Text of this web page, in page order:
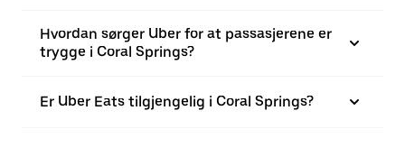
Hvordan sørger Uber for at passasjerene er
trygge i Coral Springs?
Er Uber Eats tilgjengelig i Coral Springs?